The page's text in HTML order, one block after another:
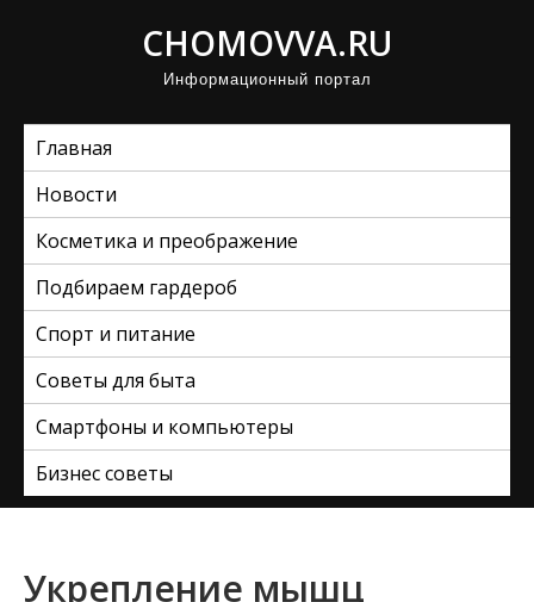
CHOMOVVA.RU
Информационный портал
Главная
Новости
Косметика и преображение
Подбираем гардероб
Спорт и питание
Советы для быта
Смартфоны и компьютеры
Бизнес советы
Укрепление мышц